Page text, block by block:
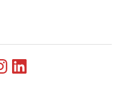
LinkedIn